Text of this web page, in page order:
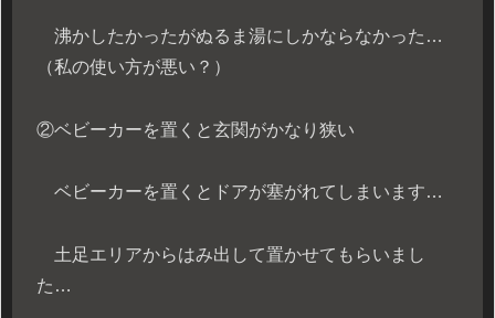
沸かしたかったがぬるま湯にしかならなかった…
（私の使い方が悪い？）
②ベビーカーを置くと玄関がかなり狭い
ベビーカーを置くとドアが塞がれてしまいます…
土足エリアからはみ出して置かせてもらいまし
た…